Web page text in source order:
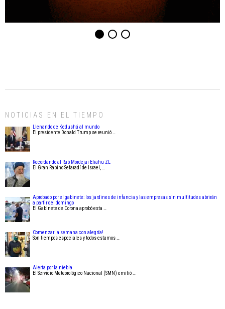
NOTICIAS EN EL TIEMPO
Llenando de Kedushá al mundo
El presidente Donald Trump se reunió …
Recordando al Rab Mordejai Eliahu ZL
El Gran Rabino Sefaradí de Israel, …
Aprobado por el gabinete: los jardines de infancia y las empresas sin multitudes abrirán
a partir del domingo
El Gabinete de Corona aprobó esta …
Comenzar la semana con alegría!
Son tiempos especiales y todos estamos …
Alerta por la niebla
El Servicio Meteorológico Nacional (SMN) emitió …